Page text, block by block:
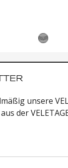
unsere
der